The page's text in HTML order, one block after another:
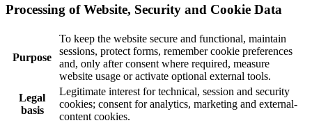
Processing of Website, Security and Cookie Data
Purpose
To keep the website secure and functional, maintain
sessions, protect forms, remember cookie preferences
and, only after consent where required, measure
website usage or activate optional external tools.
Legal
basis
Legitimate interest for technical, session and security
cookies; consent for analytics, marketing and external-
content cookies.